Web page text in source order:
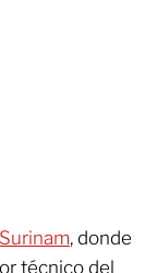
, donde
técnico del